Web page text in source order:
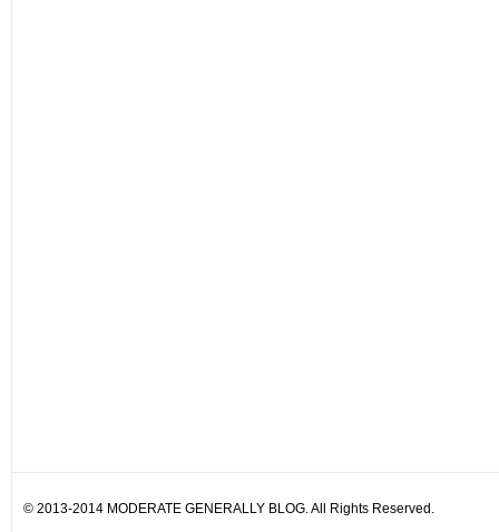
© 2013-2014 MODERATE GENERALLY BLOG. All Rights Reserved.